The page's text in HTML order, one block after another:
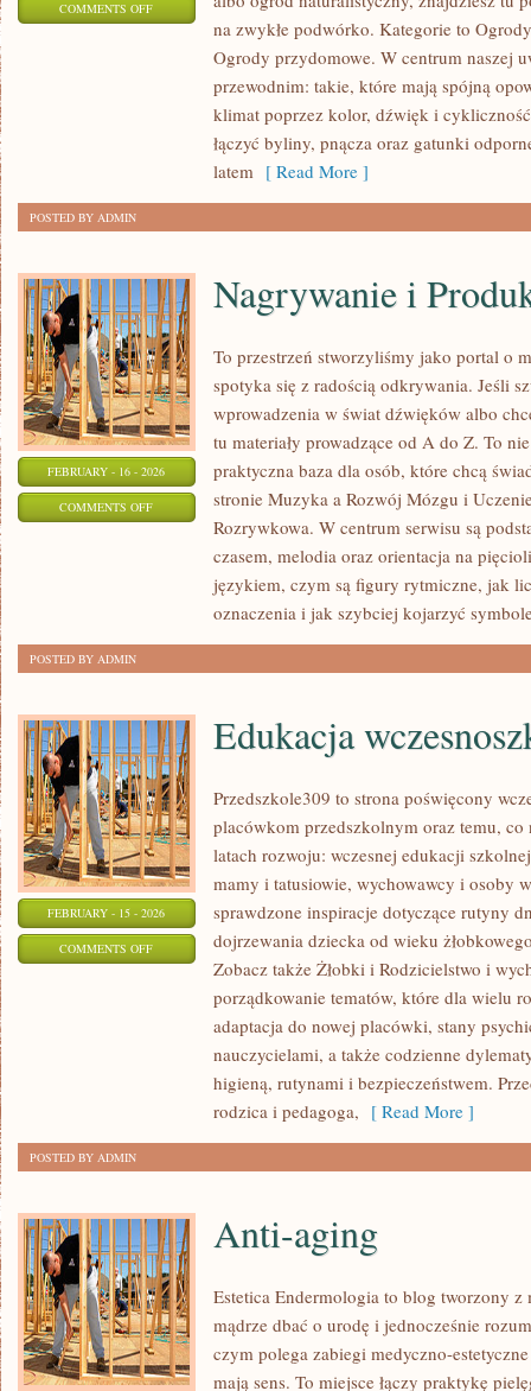
COMMENTS OFFON
UŻYTKOWE
na zwykłe podwórko. Kategorie to
Ogrody przydomowe. W centrum naszej
przewodnim: takie, które mają spójną
klimat poprzez kolor, dźwięk i
łączyć byliny, pnącza oraz gatunki
latem [ Read More ]
POSTED BY ADMIN
FEBRUARY - 16 - 2026
COMMENTS OFFON
NAGRYWANIE
PRODUKCJA
Nagrywanie i
To przestrzeń stworzyliśmy jako portal o
spotyka się z radością odkrywania. Jeśli
wprowadzenia w świat dźwięków albo
tu materiały prowadzące od A do Z. To
praktyczna baza dla osób, które chcą
stronie Muzyka a Rozwój Mózgu i
Rozrywkowa. W centrum serwisu są
czasem, melodia oraz orientacja na
językiem, czym są figury rytmiczne, jak
oznaczenia i jak szybciej kojarzyć
POSTED BY ADMIN
FEBRUARY - 15 - 2026
COMMENTS OFFON
WCZESNOSZKOLNA
Edukacja
Przedszkole309 to strona poświęcony
placówkom przedszkolnym oraz temu,
latach rozwoju: wczesnej edukacji
mamy i tatusiowie, wychowawcy i osoby
sprawdzone inspiracje dotyczące rutyny
dojrzewania dziecka od wieku
Zobacz także Żłobki i Rodzicielstwo i
porządkowanie tematów, które dla wielu
adaptacja do nowej placówki, stany
nauczycielami, a także codzienne
higieną, rutynami i bezpieczeństwem.
rodzica i pedagoga, [ Read More ]
POSTED BY ADMIN
Anti-aging
Estetica Endermologia to blog tworzony z
mądrze dbać o urodę i jednocześnie
czym polega zabiegi medyczno-
mają sens. To miejsce łączy praktykę